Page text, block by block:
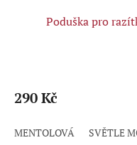
Poduška pro
produktu
z
290 Kč
MENTOLOVÁ SVĚTLE